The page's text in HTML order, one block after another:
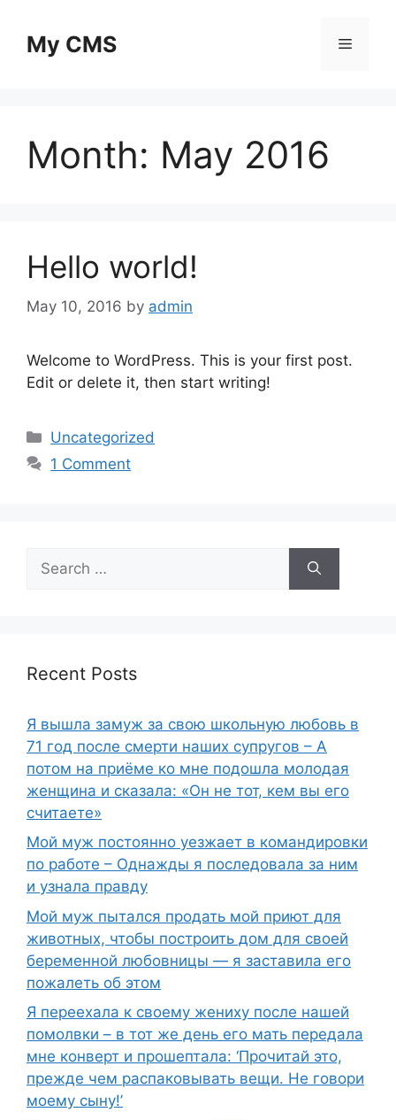
contentMy CMS Menu
Month: May 2016
Hello world!
May 10, 2016 by admin
Welcome to WordPress. This is your first post.
Edit or delete it, then start writing!
Categories
Uncategorized
1 Comment
for:
Recent Posts
Я вышла замуж за свою школьную любовь в
71 год после смерти наших супругов – А
потом на приёме ко мне подошла молодая
женщина и сказала: «Он не тот, кем вы его
считаете»
Мой муж постоянно уезжает в командировки
по работе – Однажды я последовала за ним
и узнала правду
Мой муж пытался продать мой приют для
животных, чтобы построить дом для своей
беременной любовницы — я заставила его
пожалеть об этом
Я переехала к своему жениху после нашей
помолвки – в тот же день его мать передала
мне конверт и прошептала: ‘Прочитай это,
прежде чем распаковывать вещи. Не говори
моему сыну!’